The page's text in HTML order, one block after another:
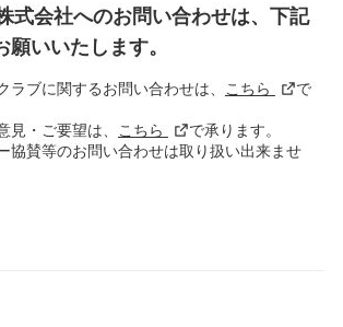
式会社へのお問い合わせは、下記
願いいたします。
ブに関するお問い合わせは、 こちら
で
・ご要望は、
こちら
で承ります。
協賛等のお問い合わせは取り扱い出来ませ